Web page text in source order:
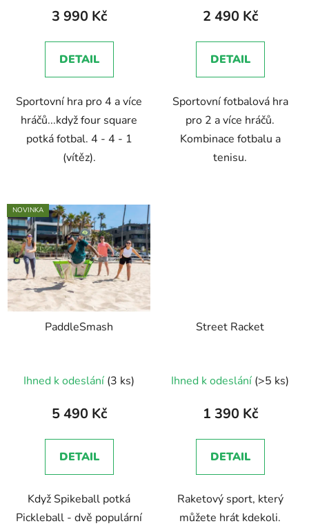
3 990 Kč
DETAIL
Sportovní hra pro 4 a více
hráčů...když four square
potká fotbal. 4 - 4 - 1
(vítěz).
produktu
5,0
z
hvězdiček.
2 490 Kč
DETAIL
Sportovní fotbalová hra
pro 2 a více hráčů.
Kombinace fotbalu a
tenisu.
NOVINKA
PaddleSmash
Ihned k odeslání (3 ks)
5 490 Kč
DETAIL
Když Spikeball potká
Pickleball - dvě populární
Street Racket
Ihned k odeslání (>5 ks)
1 390 Kč
DETAIL
Raketový sport, který
můžete hrát kdekoli.